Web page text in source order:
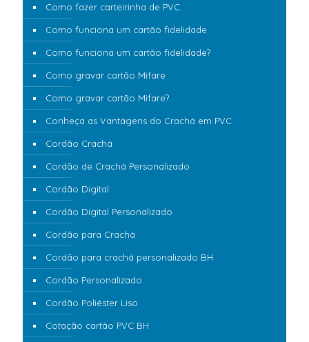
Como fazer carteirinha de PVC
Como funciona um cartão fidelidade
Como funciona um cartão fidelidade?
Como gravar cartão Mifare
Como gravar cartão Mifare?
Conheça as Vantagens do Crachá em PVC
Cordão Crachá
Cordão de Crachá Personalizado
Cordão Digital
Cordão Digital Personalizado
Cordão para Crachá
Cordão para crachá personalizado BH
Cordão Personalizado
Cordão Poliéster Liso
Cotação cartão PVC BH